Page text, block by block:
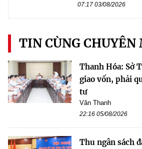
07:17 03/08/2026
TIN CÙNG CHUYÊN
Thanh Hóa: Sở
giao vốn, phải
tư
Văn Thanh
22:16 05/08/2026
Thu ngân sách